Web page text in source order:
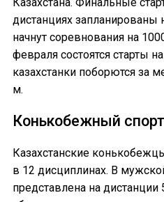
дистанциях
начнут соревнования на
февраля состоятся старты
казахстанки поборются за
м.
Конькобежный спорт
Казахстанские
в 12 дисциплинах. В
представлена на